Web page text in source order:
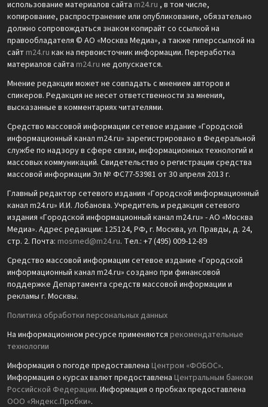
использование материалов сайта m24.ru , в том числе,
копирование, распространение или опубликование, обязательно
должно сопровождаться знаком копирайт со ссылкой на
правообладателя © АО «Москва Медиа», а также гиперссылкой на
сайт m24.ru как на первоисточник информации. Переработка
материалов сайта m24.ru не допускается.
Мнение редакции может не совпадать с мнением авторов и
спикеров. Редакция не несет ответственности за мнения,
высказанные в комментариях читателями.
Средство массовой информации сетевое издание «Городской
информационный канал m24.ru» зарегистрировано в Федеральной
службе по надзору в сфере связи, информационных технологий и
массовых коммуникаций. Свидетельство о регистрации средства
массовой информации Эл № ФС77-53981 от 30 апреля 2013 г.
Главный редактор сетевого издания «Городской информационный
канал m24.ru» И.И. Лобанова. Учредитель и редакция сетевого
издания «Городской информационный канал m24.ru» - АО «Москва
Медиа». Адрес редакции: 125124, РФ, г. Москва, ул. Правды, д. 24,
стр. 2. Почта: mosmed@m24.ru. Тел.: +7 (495) 009-12-89
Средство массовой информации сетевое издание «Городской
информационный канал m24.ru» создано при финансовой
поддержке Департамента средств массовой информации и
рекламы г. Москвы.
Политика обработки персональных данных
На информационном ресурсе применяются рекомендательные
технологии
Информация о погоде предоставлена Центром «ФОБОС».
Информация о курсах валют предоставлена Центральным банком
Российской Федерации. Информация о пробках предоставлена
ООО «Яндекс.Пробки».